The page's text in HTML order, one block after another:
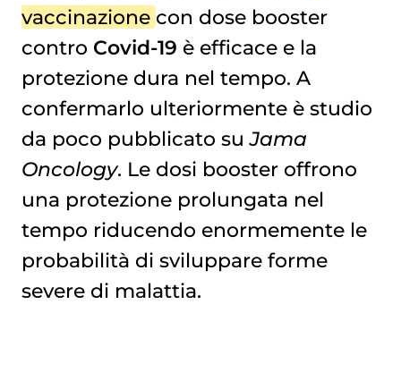
I RICHIAMI FUNZIONANO
vaccinazionecon dose booster
contro Covid-19 è efficace e la
protezione dura nel tempo. A
confermarlo ulteriormente è studio
da poco pubblicato suJama
Oncology. Le dosi booster offrono
una protezione prolungata nel
tempo riducendo enormemente le
probabilità di sviluppare forme
severe di malattia.